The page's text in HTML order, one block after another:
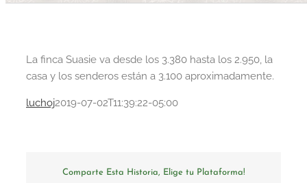
La finca Suasie va desde los 3.380 hasta los 2.950, la
casa y los senderos están a 3.100 aproximadamente.
luchoj2019-07-02T11:39:22-05:00
Comparte Esta Historia, Elige tu Plataforma!